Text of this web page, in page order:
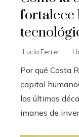
fortalece
Lucía Ferrer
Por qué Costa
capital
las últimas
imanes de